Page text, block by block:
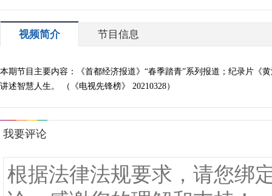
视频简介 节目信息
本期节目主要内容：《首都经济报道》“春季踏青”系列报道；纪录片《
讲述智慧人生。 （《电视先锋榜》 20210328）